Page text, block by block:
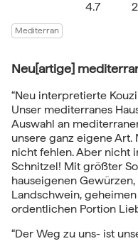
4.7
Mediterran
Neu[artige]
“Neu interpretierte
Unser mediterranes
Auswahl an
unsere ganz eigene
nicht fehlen. Aber nicht
Schnitzel! Mit größter
hauseigenen
Landschwein,
ordentlichen Portion
“Der Weg zu uns- ist